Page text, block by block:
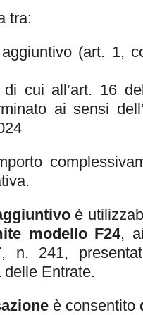
tra:
(art. 1,
di cui all’art. 16
ai sensi
è
modello F24,
n. 241,
delle Entrate.
è consentito